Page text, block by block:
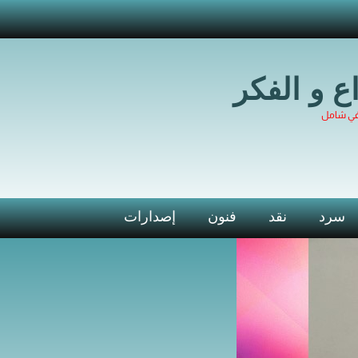
و الفكر
شامل
سرد نقد فنون إصدارات